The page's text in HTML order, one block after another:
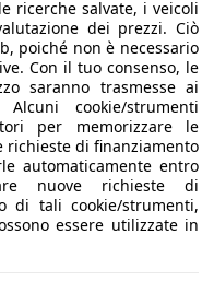
ricerche salvate, i veicoli
dei prezzi. Ciò
poiché non è necessario
Con il tuo consenso, le
saranno trasmesse ai
cookie/strumenti
per memorizzare le
di finanziamento
automaticamente entro
nuove richieste di
di tali cookie/strumenti,
essere utilizzate in